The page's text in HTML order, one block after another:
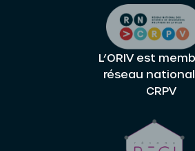
L’ORIV est
réseau
CRPV